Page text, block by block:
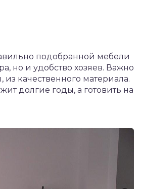
подобранной мебели
но и удобство хозяев. Важно
качественного материала.
долгие годы, а готовить на